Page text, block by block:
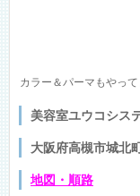
カラー＆パーマもやって
美容室ユウコシス
大阪府高槻市城北
地図 ・順路